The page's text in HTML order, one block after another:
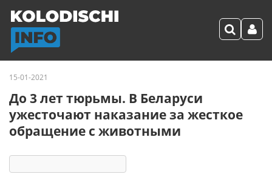
15-01-2021
До 3 лет тюрьмы. В Беларуси
ужесточают наказание за жесткое
обращение с животными